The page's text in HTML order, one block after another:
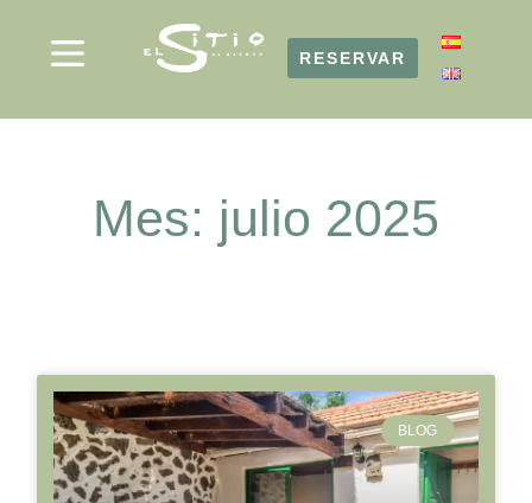
RESERVAR
RESERVAR
Mes: julio 2025
BLOG